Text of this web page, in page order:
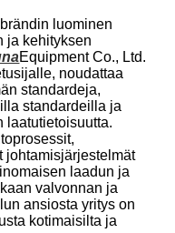
luominen
ja kehityksen
Equipment Co., Ltd.
noudattaa
standardeja,
standardeilla ja
laatutietoisuutta.
johtamisjärjestelmät
laadun ja
valvonnan ja
ansiosta yritys on
kotimaisilta ja